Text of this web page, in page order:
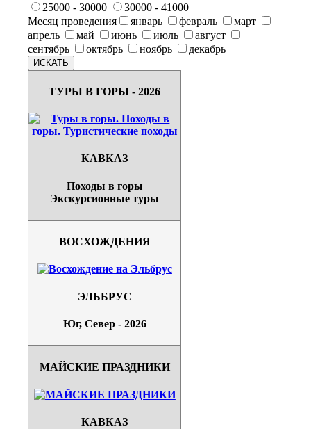
25000 - 30000
30000 - 41000
Месяц проведения
январь февраль
март
апрель
май июнь июль
август
сентябрь
октябрь ноябрь декабрь
ТУРЫ В ГОРЫ - 2026
КАВКАЗ
Походы в горы
Экскурсионные туры
ВОСХОЖДЕНИЯ
ЭЛЬБРУС
Юг, Север - 2026
МАЙСКИЕ ПРАЗДНИКИ
КАВКАЗ